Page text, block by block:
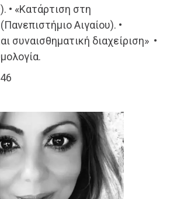
• «Κατάρτιση στη
Αιγαίου). •
συναισθηματική διαχείριση» •